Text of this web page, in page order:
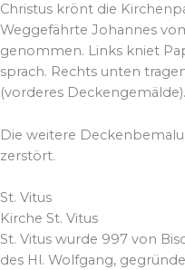
Christus krönt die
Weggefährte Johannes
genommen. Links kniet
sprach. Rechts unten
(vorderes Deckengemälde).
Die weitere
zerstört.
St. Vitus
Kirche St. Vitus
St. Vitus wurde 997 von
des Hl. Wolfgang,